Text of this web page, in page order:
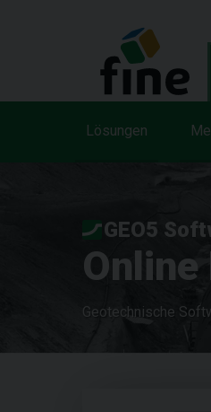
Lösungen
GEO5
Geotechnische